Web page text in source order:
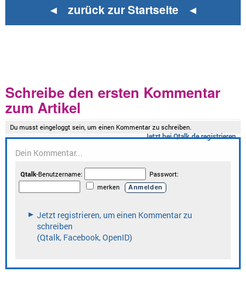
◄ zurück zur Startseite ◄
Schreibe den ersten Kommentar
zum Artikel